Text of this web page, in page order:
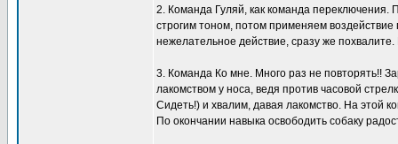
2. Команда Гуляй, как команда
строгим тоном, потом применяем воздействие
нежелательное действие, сразу же
3. Команда Ко мне. Много раз не повторять!!
лакомством у носа, ведя против часовой
Сидеть!) и хвалим, давая лакомство. На этой
По окончании навыка освободить собаку